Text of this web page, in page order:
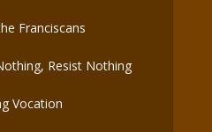
Franciscans
Resist Nothing
Vocation